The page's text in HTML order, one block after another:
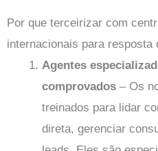
Por que terceirizar com
internacionais para resposta
Agentes
comprovados – Os
treinados para lidar
direta, gerenciar